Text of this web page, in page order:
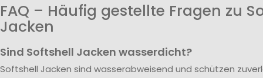
FAQ – Häufig gestellte Fragen zu
Jacken
Sind Softshell Jacken wasserdicht?
Softshell Jacken sind wasserabweisend und schützen